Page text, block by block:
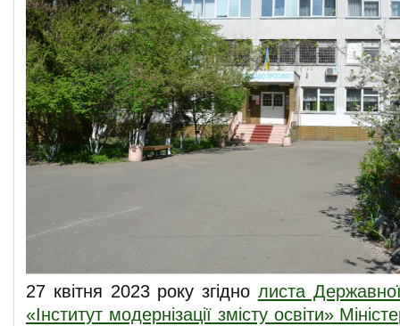
27 квітня 2023 року згідно листа
«Інститут модернізації змісту освіти»